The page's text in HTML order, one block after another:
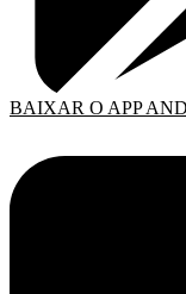
BAIXAR O APP